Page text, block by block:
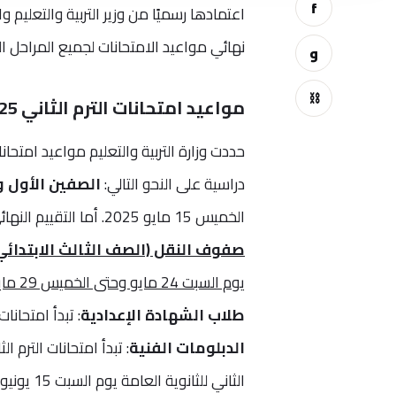
f
و
⛓
اعتمادها رسميًا من وزير التربية
نهائي مواعيد الامتحانات لجميع المراحل
مواعيد امتحانات الترم الثاني 2025
دراسية على النحو التالي:الصفين الأول
الخميس 15 مايو 2025. أما التقييم النهائي فسيتم من الأحد 18 مايو حتى الخميس 22 مايو 2025.
صفوف النقل (الصف الثالث
يوم السبت 24 مايو وحتى الخميس 29 مايو 2025.
طلاب الشهادة الإعدادية: تبدأ امتحانات الترم
الدبلومات الفنية: تبدأ امتحانات الترم الثاني
الثاني للثانوية العامة يوم السبت 15 يونيو 2025.